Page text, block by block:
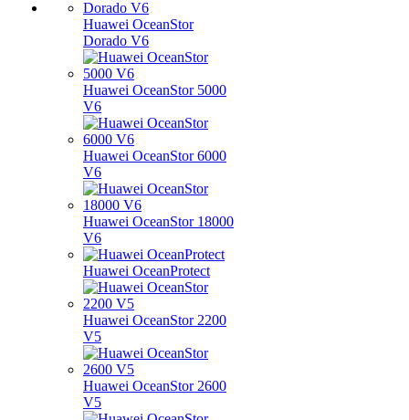
Huawei OceanStor
Dorado V6
Huawei OceanStor 5000
V6
Huawei OceanStor 6000
V6
Huawei OceanStor 18000
V6
Huawei OceanProtect
Huawei OceanStor 2200
V5
Huawei OceanStor 2600
V5